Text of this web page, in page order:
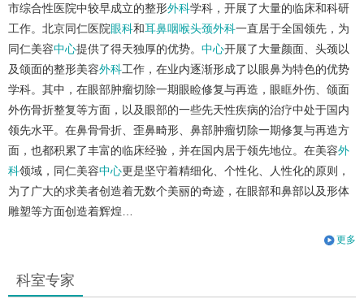
市综合性医院中较早成立的整形外科学科，开展了大量的临床和科研
工作。北京同仁医院眼科和耳鼻咽喉头颈外科一直居于全国领先，为
同仁美容中心提供了得天独厚的优势。 中心开展了大量颜面、头颈以
及颌面的整形美容外科工作，在业内逐渐形成了以眼鼻为特色的优势
学科。其中，在眼部肿瘤切除一期眼睑修复与再造，眼眶外伤、颌面
外伤骨折整复等方面，以及眼部的一些先天性疾病的治疗中处于国内
领先水平。在鼻骨骨折、歪鼻畸形、鼻部肿瘤切除一期修复与再造方
面，也都积累了丰富的临床经验，并在国内居于领先地位。在美容外
科领域，同仁美容中心更是坚守着精细化、个性化、人性化的原则，
为了广大的求美者创造着无数个美丽的奇迹，在眼部和鼻部以及形体
雕塑等方面创造着辉煌…
更多
科室专家